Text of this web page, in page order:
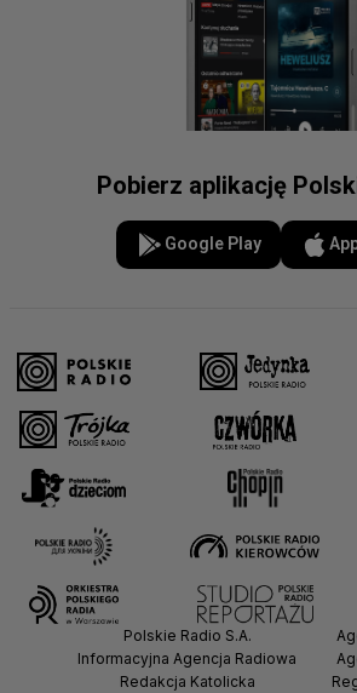
Pobierz aplikację
Google Play
Polskie Radio S.A.
Informacyjna Agencja Radiowa
Redakcja Katolicka